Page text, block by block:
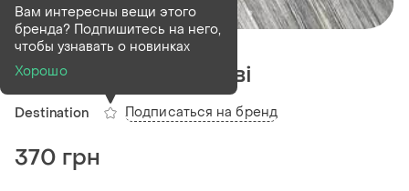
В наличии 1 шт
Джогери 140 см, нові
Destination
Вам интересны вещи этого
бренда? Подпишитесь на него,
чтобы узнавать о новинках
Хорошо
Подписаться на бренд
370 грн